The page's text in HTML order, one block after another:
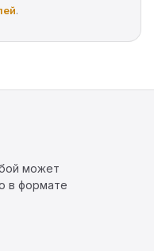
.
может
в формате